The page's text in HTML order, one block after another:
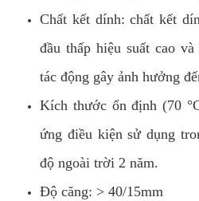
Chất kết dính: chất kết
đầu thấp hiệu suất cao
tác động gây ảnh hưởng
Kích thước ổn định (70
ứng điều kiện sử dụng
độ ngoài trời 2 năm.
Độ căng: > 40/15mm